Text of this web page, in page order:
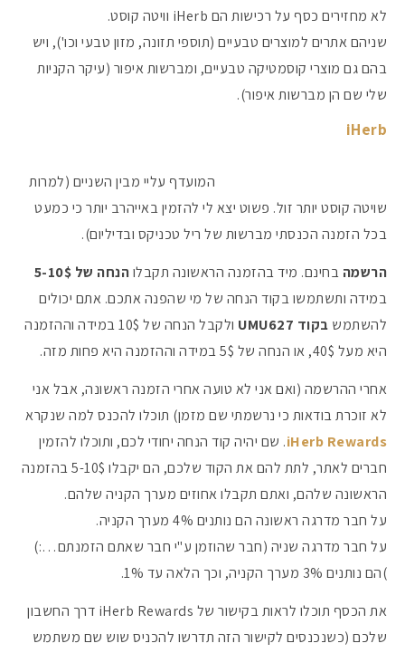
לא מחזירים כסף על רכישות הם iHerb וויטה קוסט.
שניהם אתרים למוצרים טבעיים (תוספי תזונה, מזון טבעי וכו'), ויש
בהם גם מוצרי קוסמטיקה טבעיים, ומברשות איפור (עיקר הקניות
שלי שם הן מברשות איפור).
iHerb
המועדף עליי מבין השניים (למרות
שויטה קוסט יותר זול. פשוט יצא לי להזמין באייהרב יותר כי כמעט
בכל הזמנה הכנסתי מברשות של ריל טכניקס ובדיליום).
הרשמה בחינם. מיד בהזמנה הראשונה תקבלוהנחה של 5-10$
במידה ותשתמשו בקוד הנחה של מי שהפנה אתכם. אתם יכולים
להשתמש בקוד UMU627
ולקבל הנחה של 10$ במידה וההזמנה
היא מעל 40$, או הנחה של 5$ במידה וההזמנה היא פחות מזה.
אחרי ההרשמה (ואם אני לא טועה אחרי הזמנה ראשונה, אבל אני
לא זוכרת בודאות כי נרשמתי שם מזמן) תוכלו להכנס למה שנקרא
iHerb Rewards. שם יהיה קוד הנחה יחודי לכם, ותוכלו להזמין
חברים לאתר, לתת להם את הקוד שלכם, הם יקבלו 5-10$ בהזמנה
הראשונה שלהם, ואתם תקבלו אחוזים מערך הקניה שלהם.
על חבר מדרגה ראשונה הם נותנים 4% מערך הקניה.
על חבר מדרגה שניה (חבר שהוזמן ע"י חבר שאתם הזמנתם…:)
)הם נותנים 3% מערך הקניה, וכך הלאה עד 1%.
את הכסף תוכלו לראות בקישור של iHerb Rewards דרך החשבון
שלכם (כשנכנסים לקישור הזה תדרשו להכניס שוש שם משתמש